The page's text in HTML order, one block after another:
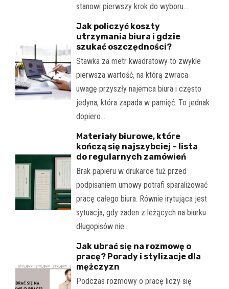
stanowi pierwszy krok do wyboru…
Jak policzyć koszty
utrzymania biura i gdzie
szukać oszczędności?
Stawka za metr kwadratowy to zwykle
pierwsza wartość, na którą zwraca
uwagę przyszły najemca biura i często
jedyna, która zapada w pamięć. To jednak
dopiero…
Materiały biurowe, które
kończą się najszybciej – lista
do regularnych zamówień
Brak papieru w drukarce tuż przed
podpisaniem umowy potrafi sparaliżować
pracę całego biura. Równie irytująca jest
sytuacja, gdy żaden z leżących na biurku
długopisów nie…
Jak ubrać się na rozmowę o
pracę? Porady i stylizacje dla
mężczyzn
Podczas rozmowy o pracę liczy się